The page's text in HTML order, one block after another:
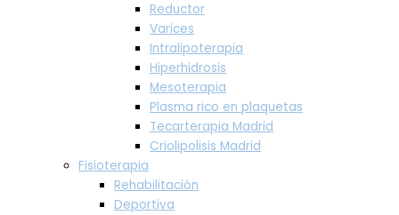
Reductor
Varices
Intralipoterapia
Hiperhidrosis
Mesoterapia
Plasma rico en plaquetas
Tecarterapia Madrid
Criolipolisis Madrid
Fisioterapia
Rehabilitación
Deportiva